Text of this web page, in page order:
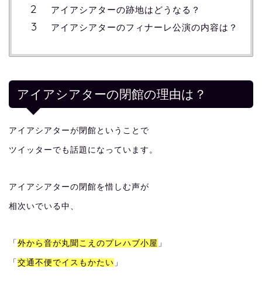
アイアシアターの跡地はどうなる？
アイアシアターのフィナーレ公演の内容は？
アイアシアターの閉館の理由は？
アイアシアターが閉館ということで
ツイッターでも話題になっています。
アイアシアターの閉館を惜しむ声が
相次いでいる中、
「 外から音が丸聞こえのプレハブ小屋 」
「 交通不便でイスもかたい 」